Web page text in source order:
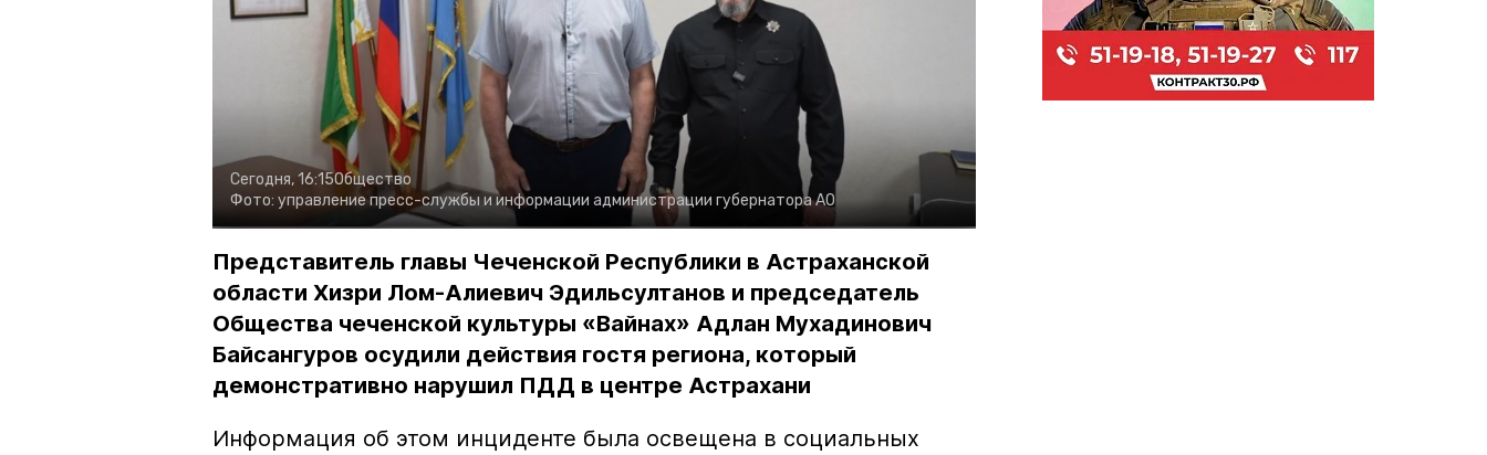
Сегодня, 16:15Общество
Фото: управление пресс-службы и информации администрации губернатора АО
Представитель главы Чеченской Республики в Астраханской
области Хизри Лом-Алиевич Эдильсултанов и председатель
Общества чеченской культуры «Вайнах» Адлан Мухадинович
Байсангуров осудили действия гостя региона, который
демонстративно нарушил ПДД в центре Астрахани
Информация об этом инциденте была освещена в социальных